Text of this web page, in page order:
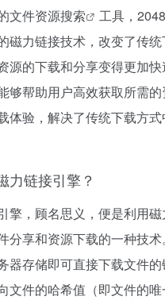
文件资源搜索 工具，2048
磁力链接技术，改变了传
源的下载和分享变得更加
够帮助用户高效获取所需
体验，解决了传统下载方
力链接引擎？
擎，顾名思义，便是利用
分享和资源下载的一种技
器存储即可直接下载文件
文件的哈希值（即文件的